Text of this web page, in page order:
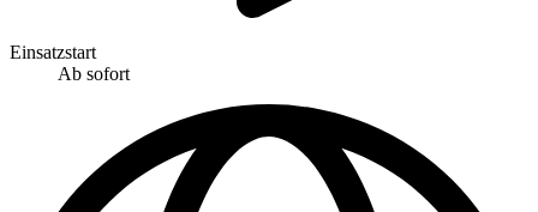
Einsatzstart
Ab sofort